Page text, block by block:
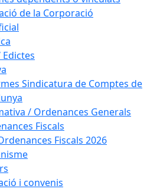
de la Corporació
Sindicatura de Comptes de
/ Ordenances Generals
Fiscals
Fiscals 2026
i convenis